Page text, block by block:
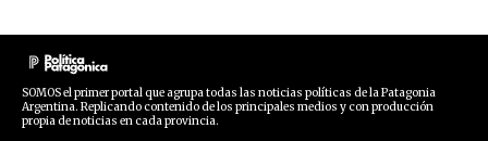
SOMOS el primer portal que agrupa todas las noticias políticas de la Patagonia
Argentina. Replicando contenido de los principales medios y con producción
propia de noticias en cada provincia.